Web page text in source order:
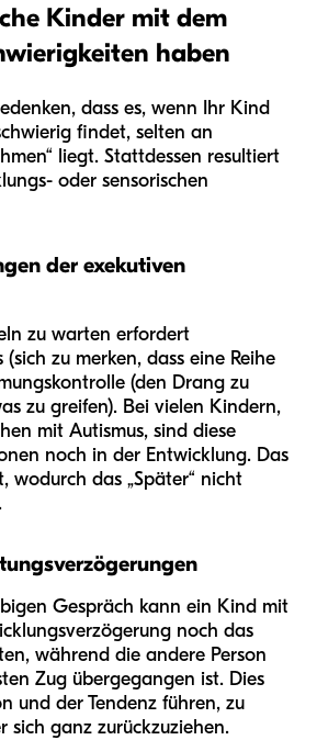
Kinder mit dem
haben
dass es, wenn Ihr Kind
findet, selten an
liegt. Stattdessen resultiert
oder sensorischen
der exekutiven
zu warten erfordert
zu merken, dass eine Reihe
(den Drang zu
zu greifen). Bei vielen Kindern,
mit Autismus, sind diese
noch in der Entwicklung. Das
wodurch das „Später“ nicht
Gespräch kann ein Kind mit
noch das
während die andere Person
Zug übergegangen ist. Dies
und der Tendenz führen, zu
sich ganz zurückzuziehen.